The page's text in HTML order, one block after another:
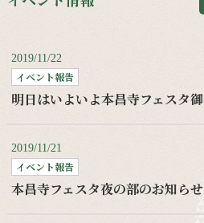
2019/11/22
イベント報告
2019/11/21
イベント報告
本昌寺フェスタ夜の部のお知らせ